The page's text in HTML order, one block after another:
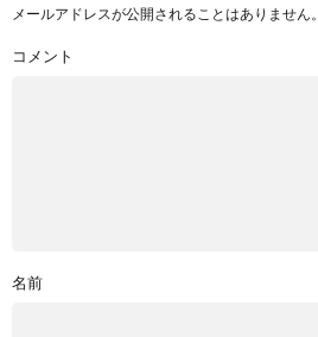
メールアドレスが公開されることはありません。
コメント
名前